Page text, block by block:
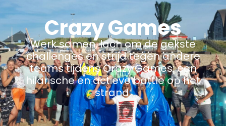
Crazy Games
Werk samen, lach om de gekste
challenges en strijd tegen andere
teams tijdens Crazy Games: een
hilarische en actieve battle op het
strand.